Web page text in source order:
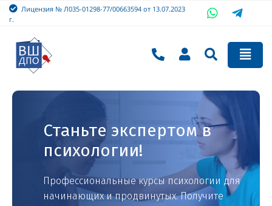
Лицензия № Л035-01298-77/00663594 от 13.07.2023
г.
Станьте экспертом в
психологии!
Профессиональные курсы психологии для
начинающих и продвинутых. Получите